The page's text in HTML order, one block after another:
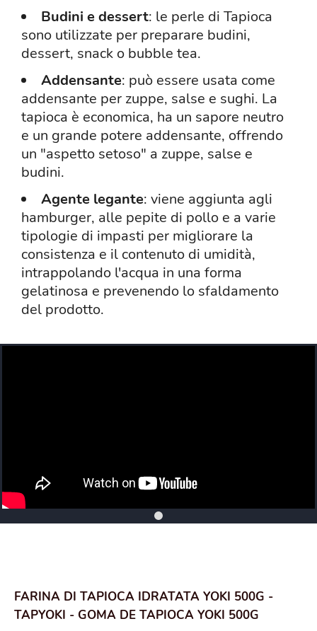
Budini e dessert: le perle di Tapioca
sono utilizzate per preparare budini,
dessert, snack o bubble tea.
Addensante: può essere usata come
addensante per zuppe, salse e sughi. La
tapioca è economica, ha un sapore neutro
e un grande potere addensante, offrendo
un "aspetto setoso" a zuppe, salse e
budini.
Agente legante: viene aggiunta agli
hamburger, alle pepite di pollo e a varie
tipologie di impasti per migliorare la
consistenza e il contenuto di umidità,
intrappolando l'acqua in una forma
gelatinosa e prevenendo lo sfaldamento
del prodotto.
FARINA DI TAPIOCA IDRATATA YOKI 500G -
TAPYOKI - GOMA DE TAPIOCA YOKI 500G